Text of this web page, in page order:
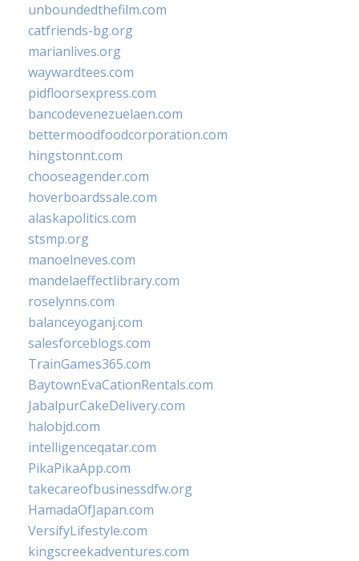
unboundedthefilm.com
catfriends-bg.org
marianlives.org
waywardtees.com
pidfloorsexpress.com
bancodevenezuelaen.com
bettermoodfoodcorporation.com
hingstonnt.com
chooseagender.com
hoverboardssale.com
alaskapolitics.com
stsmp.org
manoelneves.com
mandelaeffectlibrary.com
roselynns.com
balanceyoganj.com
salesforceblogs.com
TrainGames365.com
BaytownEvaCationRentals.com
JabalpurCakeDelivery.com
halobjd.com
intelligenceqatar.com
PikaPikaApp.com
takecareofbusinessdfw.org
HamadaOfJapan.com
VersifyLifestyle.com
kingscreekadventures.com